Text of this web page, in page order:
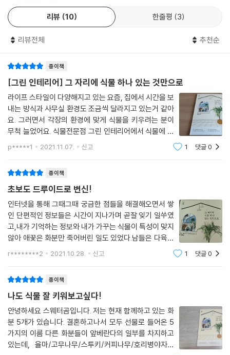
세상에는 수많은 식물이 있고 또 유행이 있지요. 요즘 인기가 많은 식물을
로 나누고 그 안에서 뽕나무과, 야자과, 도금양과, 아욱과 등등 과별로 나
다. 인기가 많은 관엽식물은 대부분 따뜻한 열대 지방이나 남아메리카, 멕
시코, 아프리카 등에서 온 것이 많아요. 머나먼 외국에서 탄생해서 멀리 날
아온 식물을 바라보고 있으면 더 잘 키워보고 싶은 생각이 절로 듭니다. 나
에게 맞는 식물을 천천히 찾아보세요.
식물과 함께 살기 위한 최소한의 지식을 알려드립니다
전체에 골고루 물을 주어 화분 바닥으로 흘려 내보낸다’입니다. 그래야 흙
속이 깨끗한 물과 공기로 채워지거든요. ‘지나가다 왠지 화분이 마른 것 같
아서 한컵씩 준다’가 가장 나쁜 습관인 셈이지요. 물은 오전에 줄 것. 잎에
자주 분무해 줄 것, 함부로 분갈이 하지 않을 것 등 기초 지식을 하나하나
알려줍니다. 그 외에도 원예 기본 도구, 비료 상식, 부재중 주의점, 병해충
예방과 대책, 분갈이 방법, 가지치기 방법 등 꼭 필요한 정보를 알기 쉽게
정리해두었습니다.
리뷰 10 한줄평 3
리뷰전체 추천순
종이책
[그린 인테리어] 그 자리에 식물 하나 있는 것만으로
라이프 스타일이 다양해지고 있는 요즘, 집에서 시간을 보
내는 방식과 사무실 환경도 조금씩 달라지고 있는거 같아
요. 그러면서 각장의 환경에 맞게 식물을 키우려는 분이
무척 늘었어요. 식물전문점 그린 인테리어에서 식물에 대
한 모든것을 알려주어 식물을 키우는 초보자는 물론 다양
한 식물에 대해 알고 키우고 싶어하는 분까지 꼭 읽어보세
p*****1 2021.11.07. 신고 1 댓글0
종이책
초보도 드루이드로 변신!
인터넷을 통해 그때그때 궁금한 점들을 해결해오면서 쌓
인 단편적인 정보들은 시간이 지나가며 곧잘 잊기 일쑤였
고,내가 기억하는 정보와 내가 가꾸는 식물이 특성이 맞지
않아 애꿎은 화분만 죽어버린 일도 있었다.남들은 다육이
며 리톱스가 키우기 쉽다하고, 번식을 많이 해 베란다에
r********2 2021.10.28. 신고 1 댓글0
종이책
나도 식물 잘 키워보고싶다!
안녕하세요 스웨터곰입니다. 저는 현재 함께하고 있는 화
분 5개가 있습니다. 결혼하고나서 모두 선물로 들어온 5
가지의 이름 다른 화분들이 앞베란다의 일부를 차지하고
있는데, 율마/고무나무/스투키/커피나무/호리병야자까